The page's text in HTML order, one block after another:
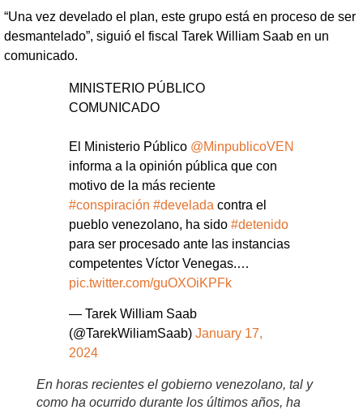
“Una vez develado el plan, este grupo está en proceso de ser
desmantelado”, siguió el fiscal Tarek William Saab en un
comunicado.
MINISTERIO PÚBLICO
COMUNICADO
El Ministerio Público @MinpublicoVEN
informa a la opinión pública que con
motivo de la más reciente
#conspiración #develada contra el
pueblo venezolano, ha sido #detenido
para ser procesado ante las instancias
competentes Víctor Venegas.…
pic.twitter.com/guOXOiKPFk
— Tarek William Saab
(@TarekWiliamSaab) January 17,
2024
En horas recientes el gobierno venezolano, tal y
como ha ocurrido durante los últimos años, ha